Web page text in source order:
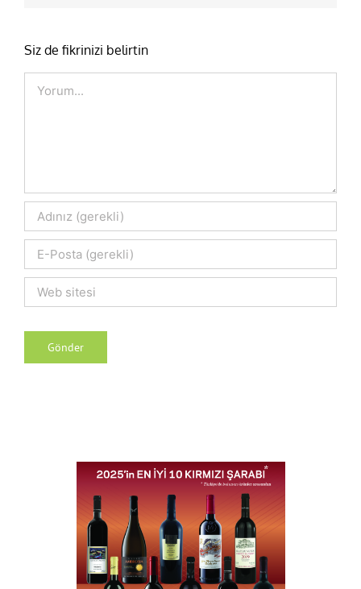
Siz de fikrinizi belirtin